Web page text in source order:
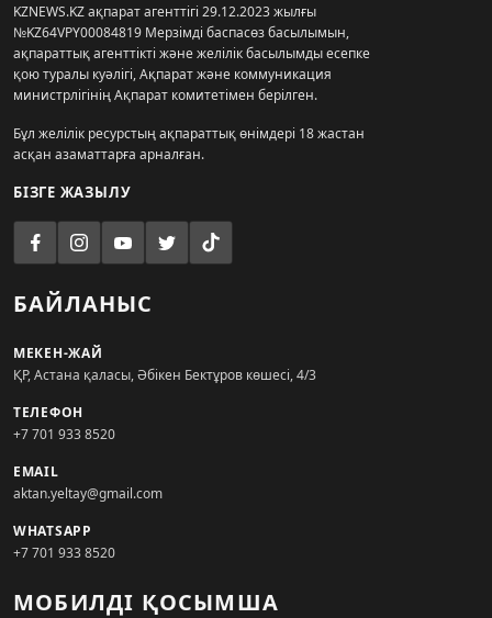
KZNEWS.KZ ақпарат агенттігі 29.12.2023 жылғы
№KZ64VPY00084819 Мерзімді баспасөз басылымын,
ақпараттық агенттікті және желілік басылымды есепке
қою туралы куәлігі, Ақпарат және коммуникация
министрлігінің Ақпарат комитетімен берілген.
Бұл желілік ресурстың ақпараттық өнімдері 18 жастан
асқан азаматтарға арналған.
БІЗГЕ ЖАЗЫЛУ
БАЙЛАНЫС
МЕКЕН-ЖАЙ
ҚР, Астана қаласы, Әбікен Бектұров көшесі, 4/3
ТЕЛЕФОН
+7 701 933 8520
EMAIL
aktan.yeltay@gmail.com
WHATSAPP
+7 701 933 8520
МОБИЛДІ ҚОСЫМША